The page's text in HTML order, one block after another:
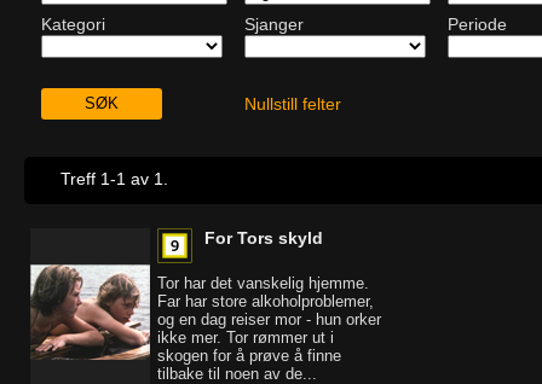
Kategori Sjanger Periode
Nullstill felter
Treff 1-1 av 1.
For Tors skyld
Tor har det vanskelig hjemme.
Far har store alkoholproblemer,
og en dag reiser mor - hun orker
ikke mer. Tor rømmer ut i
skogen for å prøve å finne
tilbake til noen av de...